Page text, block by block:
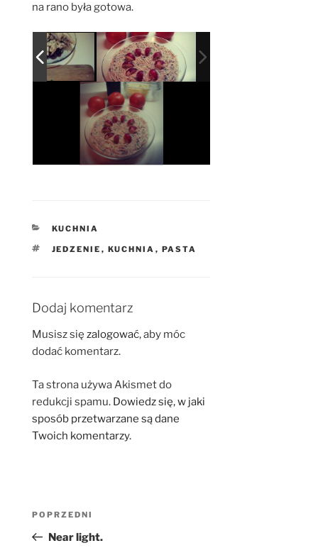
na rano była gotowa.
KATEGORIE
KUCHNIA
TAGI
JEDZENIE , KUCHNIA , PASTA
Dodaj komentarz
Musisz się zalogować, aby móc
dodać komentarz.
Ta strona używa Akismet do
redukcji spamu. Dowiedz się, w jaki
sposób przetwarzane są dane
Twoich komentarzy.
Poprzedni
wpis
POPRZEDNI
Near light.